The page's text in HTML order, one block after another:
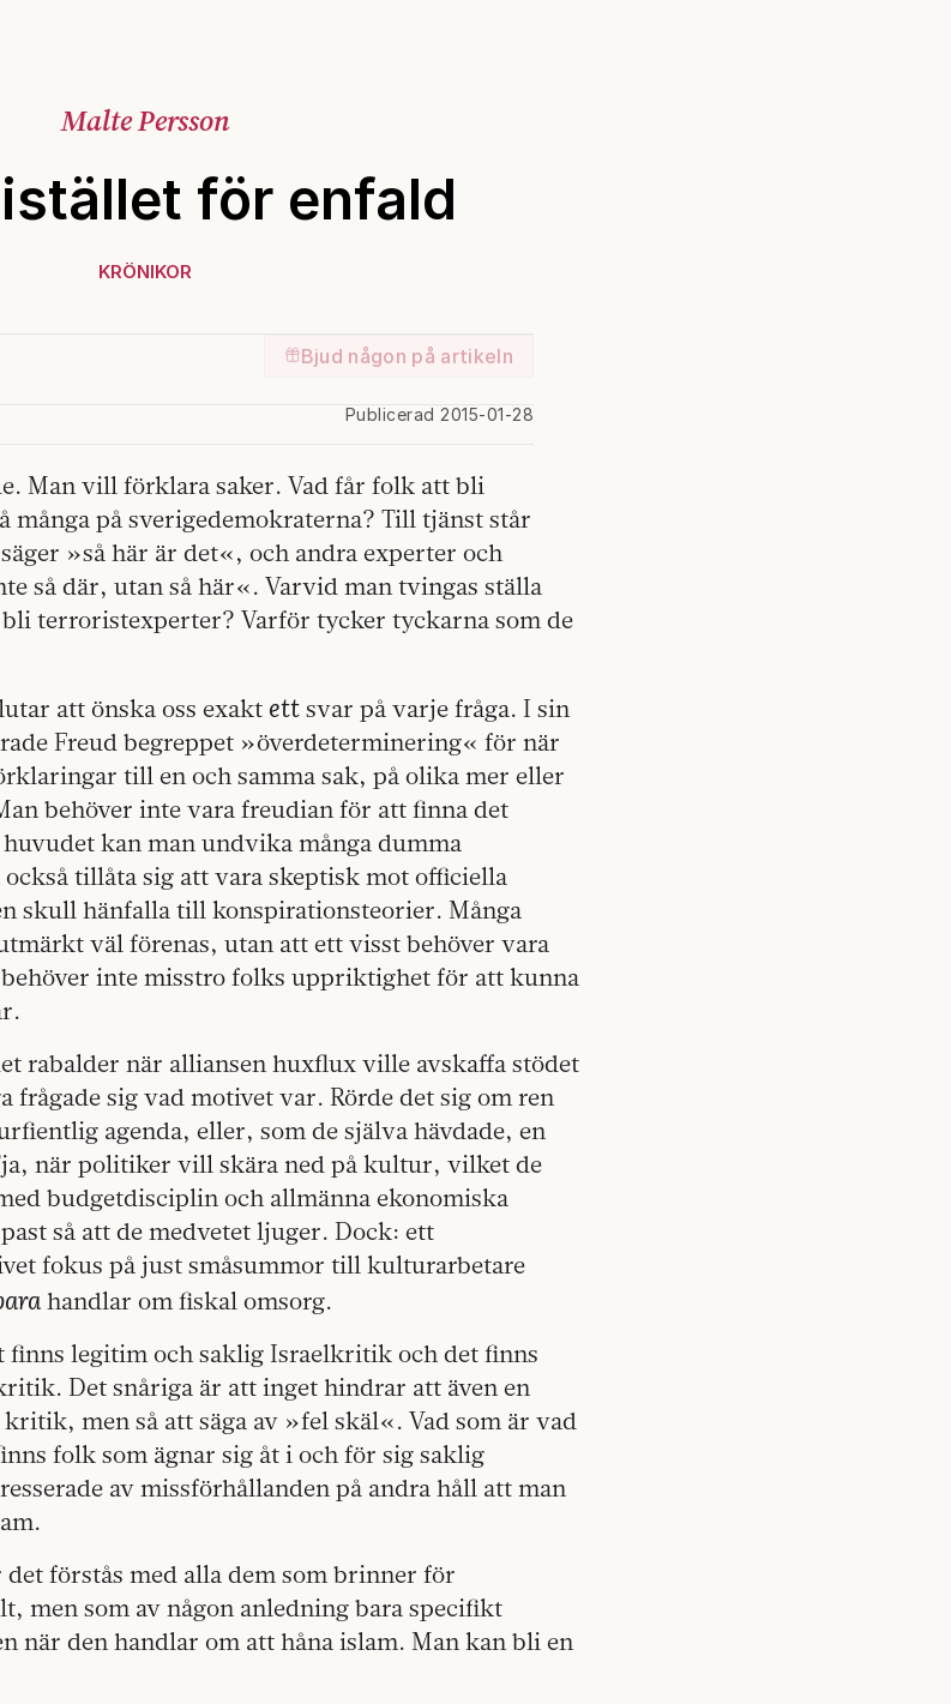
Malte Persson
för enfald
KRÖNIKOR
Bjud någon på artikeln
Publicerad 2015-01-28
Man vill förklara saker. Vad får folk att bli
många på sverigedemokraterna? Till tjänst står
»så här är det«, och andra experter och
så där, utan så här«. Varvid man tvingas ställa
terroristexperter? Varför tycker tyckarna som de
att önska oss exakt ett svar på varje fråga. I sin
Freud begreppet »överdeterminering« för när
till en och samma sak, på olika mer eller
behöver inte vara freudian för att finna det
kan man undvika många dumma
tillåta sig att vara skeptisk mot officiella
skull hänfalla till konspirationsteorier. Många
väl förenas, utan att ett visst behöver vara
inte misstro folks uppriktighet för att kunna
rabalder när alliansen huxflux ville avskaffa stödet
sig vad motivet var. Rörde det sig om ren
agenda, eller, som de själva hävdade, en
när politiker vill skära ned på kultur, vilket de
budgetdisciplin och allmänna ekonomiska
så att de medvetet ljuger. Dock: ett
fokus på just småsummor till kulturarbetare
handlar om fiskal omsorg.
finns legitim och saklig Israelkritik och det finns
Det snåriga är att inget hindrar att även en
men så att säga av »fel skäl«. Vad som är vad
folk som ägnar sig åt i och för sig saklig
av missförhållanden på andra håll att man
förstås med alla dem som brinner för
men som av någon anledning bara specifikt
när den handlar om att håna islam. Man kan bli en